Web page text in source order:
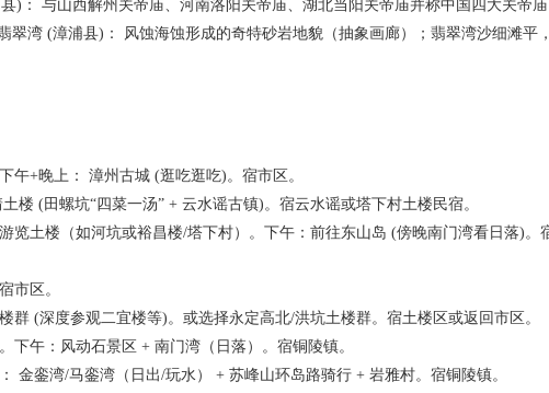
与山西解州关帝庙、河南洛阳关帝庙、湖北当阳关帝庙并称中国四大关帝庙
(漳浦县)： 风蚀海蚀形成的奇特砂岩地貌（抽象画廊）；翡翠湾沙细滩平，
+晚上： 漳州古城 (逛吃逛吃)。宿市区。
(田螺坑“四菜一汤” + 云水谣古镇)。宿云水谣或塔下村土楼民宿。
楼（如河坑或裕昌楼/塔下村）。下午：前往东山岛 (傍晚南门湾看日落)。
区。
(深度参观二宜楼等)。或选择永定高北/洪坑土楼群。宿土楼区或返回市区。
午：风动石景区 + 南门湾（日落）。宿铜陵镇。
銮湾/马銮湾（日出/玩水） + 苏峰山环岛路骑行 + 岩雅村。宿铜陵镇。